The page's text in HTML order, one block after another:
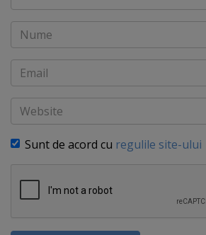
Nume
Email
Website
Sunt de acord cu regulile site-ului